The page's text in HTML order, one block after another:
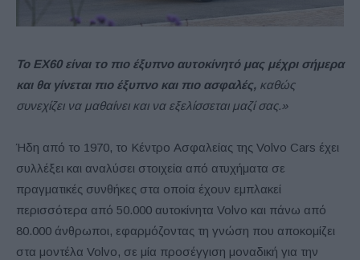
Το EX60 είναι το πιο έξυπνο αυτοκίνητό μας μέχρι σήμερα
και θα γίνεται πιο έξυπνο και πιο ασφαλές, καθώς
συνεχίζει να μαθαίνει και να εξελίσσεται μαζί σας.»
Ήδη από το 1970, το Κέντρο Ασφαλείας της Volvo Cars έχει
συλλέξει και αναλύσει στοιχεία από ατυχήματα σε
πραγματικές συνθήκες στα οποία έχουν εμπλακεί
περισσότερα από 50.000 αυτοκίνητα Volvo και πάνω από
80.000 άνθρωποι, εφαρμόζοντας τη γνώση που αποκομίζει
στα μοντέλα Volvo, σε μία προσέγγιση μοναδική για την